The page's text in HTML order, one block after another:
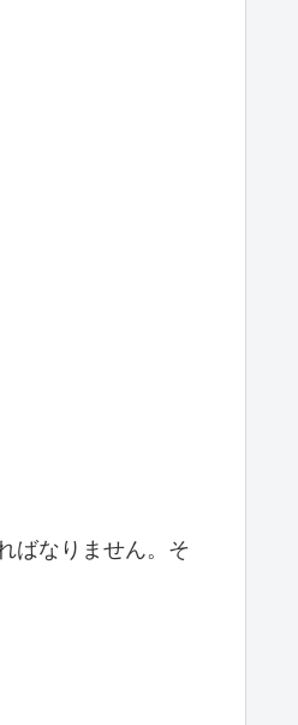
ばなりません。そ